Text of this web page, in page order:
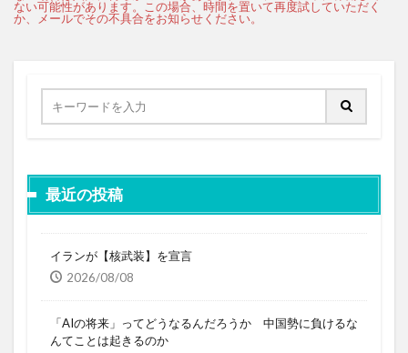
最近の投稿
イランが【核武装】を宣言
2026/08/08
「AIの将来」ってどうなるんだろうか 中国勢に負けるな
んてことは起きるのか